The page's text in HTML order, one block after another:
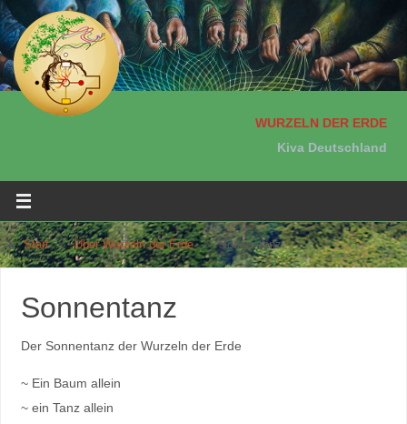
WURZELN DER ERDE
Kiva Deutschland
Start » Über Wurzeln der Erde » Sonnentanz
Sonnentanz
Der Sonnentanz der Wurzeln der Erde
~ Ein Baum allein
~ ein Tanz allein